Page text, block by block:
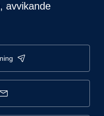
avvikande